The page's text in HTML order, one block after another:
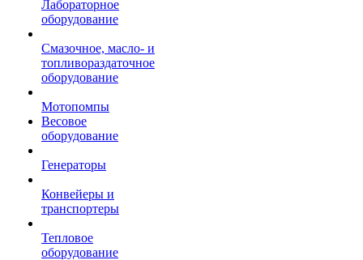
Лабораторное
оборудование
Смазочное, масло- и
топливораздаточное
оборудование
Мотопомпы
Весовое
оборудование
Генераторы
Конвейеры и
транспортеры
Тепловое
оборудование